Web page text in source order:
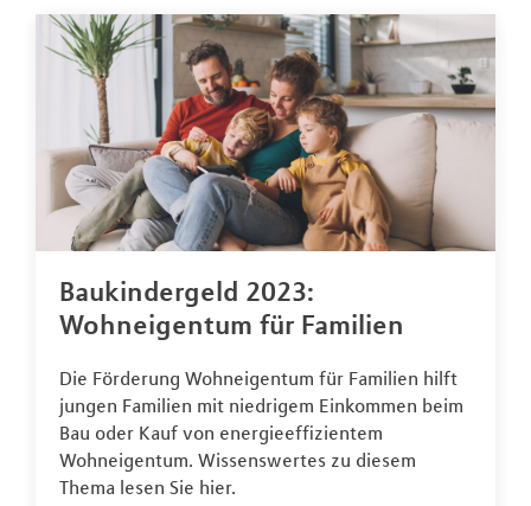
Baukindergeld 2023:
Wohneigentum für Familien
Die Förderung Wohneigentum für Familien hilft
jungen Familien mit niedrigem Einkommen beim
Bau oder Kauf von energieeffizientem
Wohneigentum. Wissenswertes zu diesem
Thema lesen Sie hier.